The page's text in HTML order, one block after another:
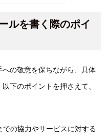
ルを書く際のポイ
の敬意を保ちながら、具体
下のポイントを押さえて、
での協力やサービスに対する